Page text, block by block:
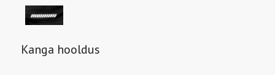
Kanga hooldus